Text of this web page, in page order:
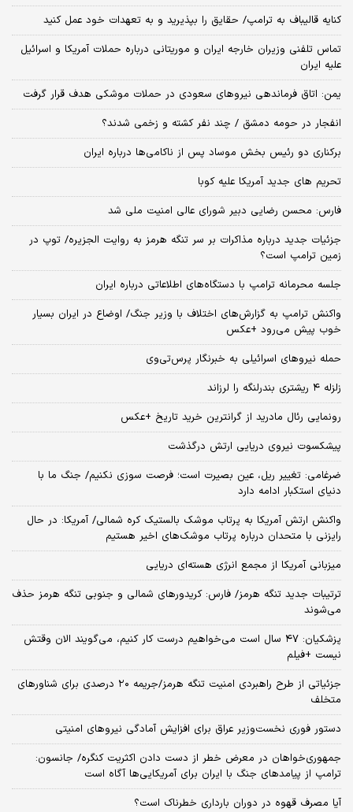
کنایه قالیباف به ترامپ/ حقایق را بپذیرید و به تعهدات خود عمل کنید
تماس تلفنی وزیران خارجه ایران و موریتانی درباره حملات آمریکا و اسرائیل
علیه ایران
یمن: اتاق فرماندهی نیروهای سعودی در حملات موشکی هدف قرار گرفت
انفجار در حومه دمشق / چند نفر کشته و زخمی شدند؟
برکناری دو رئیس بخش موساد پس از ناکامی‌ها درباره ایران
تحریم های جدید آمریکا علیه کوبا
فارس: محسن رضایی دبیر شورای عالی امنیت ملی شد
جزئیات جدید درباره مذاکرات بر سر تنگه هرمز به روایت الجزیره/ توپ در
زمین ترامپ است؟
جلسه محرمانه ترامپ با دستگاه‌های اطلاعاتی درباره ایران
واکنش ترامپ به گزارش‌های اختلاف با وزیر جنگ/ اوضاع در ایران بسیار
خوب پیش می‌رود +عکس
حمله نیروهای اسرائیلی به خبرنگار پرس‌تی‌وی
زلزله ۴ ریشتری بندرلنگه را لرزاند
رونمایی رئال مادرید از گرانترین خرید تاریخ +عکس
پیشکسوت نیروی دریایی ارتش درگذشت
ضرغامی: تغییر ریل، عین بصیرت است؛ فرصت سوزی نکنیم/ جنگ ما با
دنیای استکبار ادامه دارد
واکنش ارتش آمریکا به پرتاب موشک بالستیک کره شمالی/ آمریکا: در حال
رایزنی با متحدان درباره پرتاب موشک‌های اخیر هستیم
میزبانی آمریکا از مجمع انرژی هسته‌ای دریایی
ترتیبات جدید تنگه هرمز/ فارس: کریدورهای شمالی و جنوبی تنگه هرمز حذف
می‌شوند
پزشکیان: ۴۷ سال است می‌خواهیم درست کار کنیم، می‌گویند الان وقتش
نیست +فیلم
جزئیاتی از طرح راهبردی امنیت تنگه هرمز/جریمه ۲۰ درصدی برای شناورهای
متخلف
دستور فوری نخست‌وزیر عراق برای افزایش آمادگی نیروهای امنیتی
جمهوری‌خواهان در معرض خطر از دست دادن اکثریت کنگره/ جانسون:
ترامپ از پیامدهای جنگ با ایران برای آمریکایی‌ها آگاه است
آیا مصرف قهوه در دوران بارداری خطرناک است؟